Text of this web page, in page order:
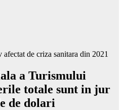
de criza sanitara din 2021
a Turismului
totale sunt in jur
de dolari